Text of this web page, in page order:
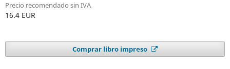
Precio recomendado sin IVA
16.4 EUR
Comprar libro impreso